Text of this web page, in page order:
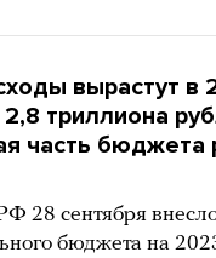
вырастут в
триллиона
часть бюджета
28 сентября
бюджета на